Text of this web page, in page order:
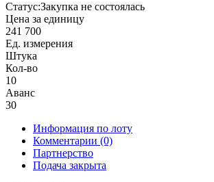
Статус:Закупка не состоялась
Цена за единицу
241 700
Ед. измерения
Штука
Кол-во
10
Аванс
30
Информация по лоту
Комментарии (0)
Партнерство
Подача закрыта